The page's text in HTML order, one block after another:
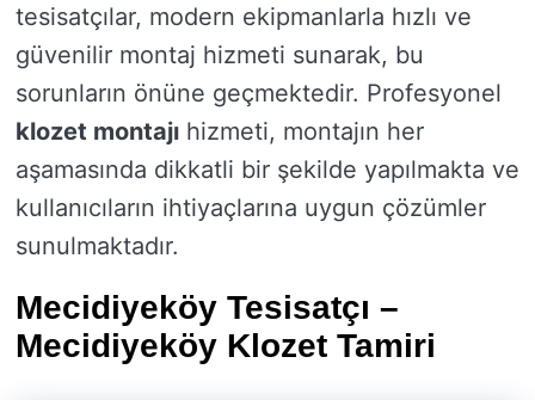
tesisatçılar, modern ekipmanlarla hızlı ve
güvenilir montaj hizmeti sunarak, bu
sorunların önüne geçmektedir. Profesyonel
klozet montajı hizmeti, montajın her
aşamasında dikkatli bir şekilde yapılmakta ve
kullanıcıların ihtiyaçlarına uygun çözümler
sunulmaktadır.
Mecidiyeköy Tesisatçı –
Mecidiyeköy Klozet Tamiri